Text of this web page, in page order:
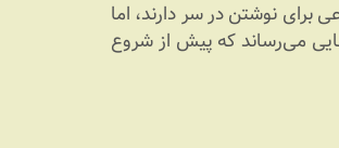
برای نوشتن در سر دارند، اما
می‌رساند که پیش از شروع